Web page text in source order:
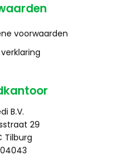
voorwaarden
B.V.
29
Tilburg